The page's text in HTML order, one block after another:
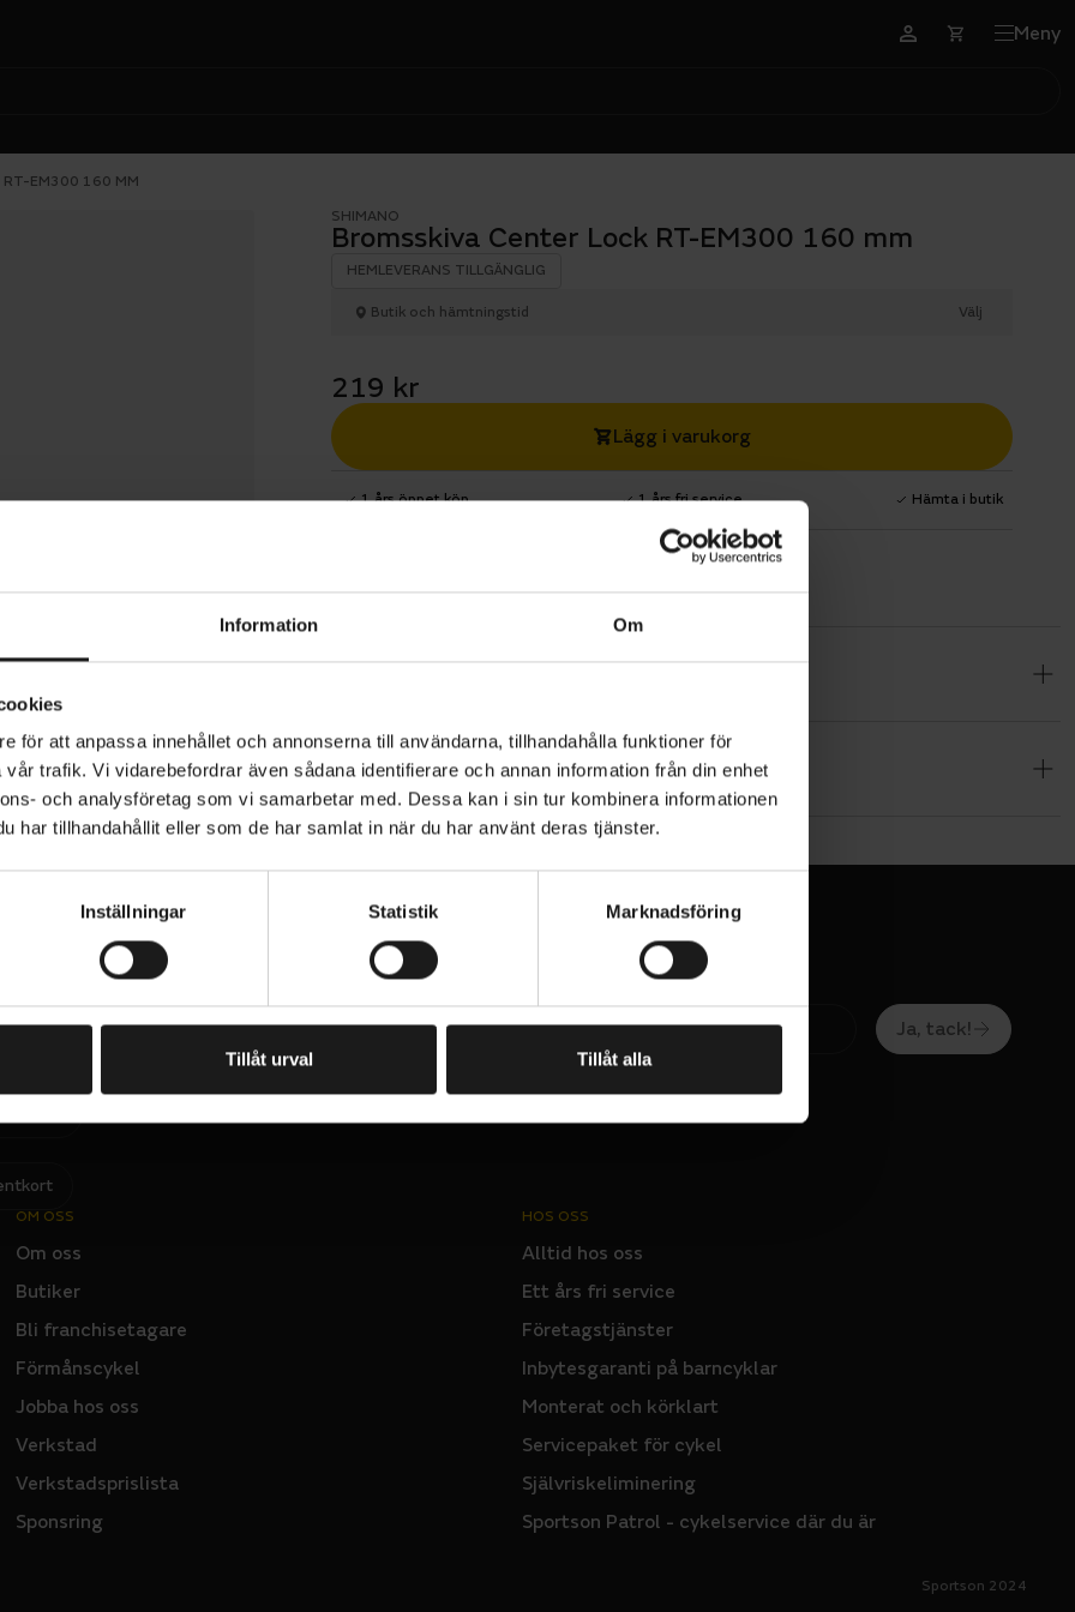
Information Om
för att anpassa innehållet och annonserna till användarna, tillhandahålla funktioner för
trafik. Vi vidarebefordrar även sådana identifierare och annan information från din enhet
och analysföretag som vi samarbetar med. Dessa kan i sin tur kombinera informationen
har tillhandahållit eller som de har samlat in när du har använt deras tjänster.
Inställningar Statistik Marknadsföring
Tillåt urval Tillåt alla
Meny
RT-EM300 160 MM
SHIMANO
Bromsskiva Center Lock RT-EM300 160 mm
HEMLEVERANS TILLGÄNGLIG
Butik och hämtningstid Välj
219 kr
Lägg i varukorg
1 års öppet köp 1 års fri service Hämta i butik
snabbt och enkelt att montera och ta bort rotorer, tack vare
och låsringsdesignen.
Lock-skivbromssystem
med metallbromsbelägg
bromssats: MT520/MT500/MT420/MT400
BROMSSYSTEM
Skivbroms, hydraulisk
E
M
N
U
Ja, tack!
OM OSS
Om oss
Butiker
Bli franchisetagare
Förmånscykel
Jobba hos oss
Verkstad
Verkstadsprislista
Sponsring
HOS OSS
Alltid hos oss
Ett års fri service
Företagstjänster
Inbytesgaranti på barncyklar
Monterat och körklart
Servicepaket för cykel
Självriskeliminering
Sportson Patrol - cykelservice där du är
Sportson 2024